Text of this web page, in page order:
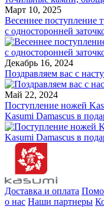
Март 10, 2025
Весеннее поступление
с односторонней
Декабрь 16, 2024
Поздравляем вас с
Май 22, 2024
Поступление ножей
Kasumi Damascus в
Доставка и оплата
о нас Наши партнеры